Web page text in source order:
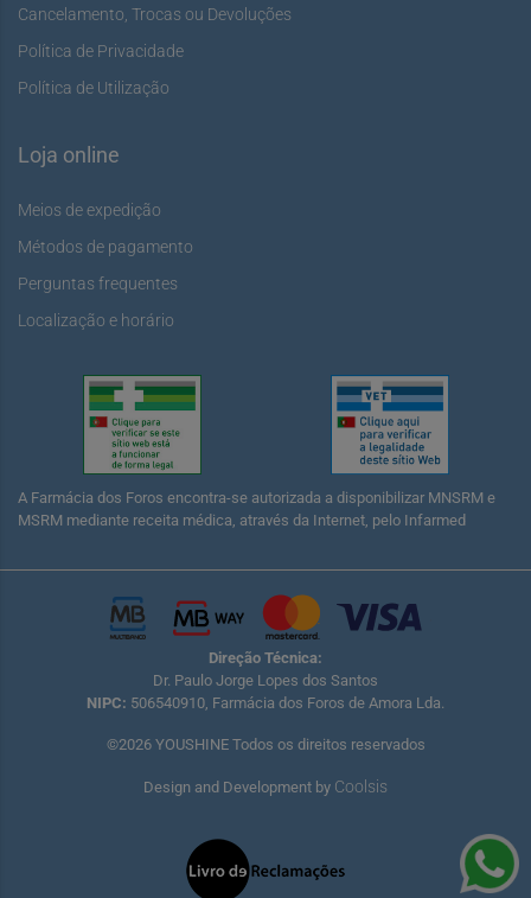
Cancelamento, Trocas ou Devoluções
Política de Privacidade
Política de Utilização
Loja online
Meios de expedição
Métodos de pagamento
Perguntas frequentes
Localização e horário
A Farmácia dos Foros encontra-se autorizada a disponibilizar MNSRM e
MSRM mediante receita médica, através da Internet, pelo Infarmed
Direção Técnica:
Dr. Paulo Jorge Lopes dos Santos
NIPC: 506540910, Farmácia dos Foros de Amora Lda.
©2026 YOUSHINE Todos os direitos reservados
Design and Development by Coolsis